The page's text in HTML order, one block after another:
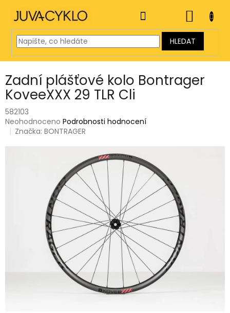
obsah
HLEDAT
KOŠÍK
Zadní plášťové kolo Bontrager
KoveeXXX 29 TLR Cli
582103
Průměrné
hodnocení
Neohodnoceno Podrobnosti hodnocení
Značka:BONTRAGER